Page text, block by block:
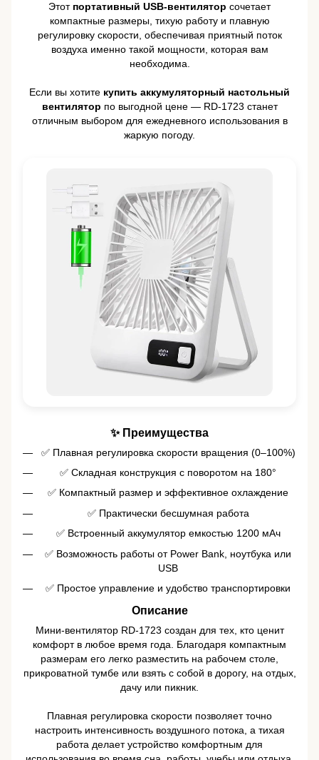
Этот портативный USB-вентилятор сочетает
компактные размеры, тихую работу и плавную
регулировку скорости, обеспечивая приятный поток
воздуха именно такой мощности, которая вам
необходима.
Если вы хотите купить аккумуляторный настольный
вентилятор по выгодной цене — RD-1723 станет
отличным выбором для ежедневного использования в
жаркую погоду.
✨ Преимущества
✅ Плавная регулировка скорости вращения (0–100%)
✅ Складная конструкция с поворотом на 180°
✅ Компактный размер и эффективное охлаждение
✅ Практически бесшумная работа
✅ Встроенный аккумулятор емкостью 1200 мАч
✅ Возможность работы от Power Bank, ноутбука или
USB
✅ Простое управление и удобство транспортировки
Описание
Мини-вентилятор RD-1723 создан для тех, кто ценит
комфорт в любое время года. Благодаря компактным
размерам его легко разместить на рабочем столе,
прикроватной тумбе или взять с собой в дорогу, на отдых,
дачу или пикник.
Плавная регулировка скорости позволяет точно
настроить интенсивность воздушного потока, а тихая
работа делает устройство комфортным для